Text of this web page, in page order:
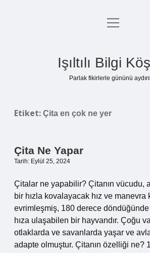
Anasayfa
Yasal Uyarı
menüyü
Işıltılı Bilgi
Parlak fikirlerle gününü
Etiket: Çita en çok ne yer
Çita Ne Yapar
Tarih: Eylül 25, 2024
Çitalar ne yapabilir? Çitanın vücudu,
bir hızla kovalayacak hız ve
evrimleşmiş, 180 derece
hıza ulaşabilen bir hayvandır. Çoğu
otlaklarda ve savanlarda yaşar ve
adapte olmuştur. Çitanın özelliği ne?